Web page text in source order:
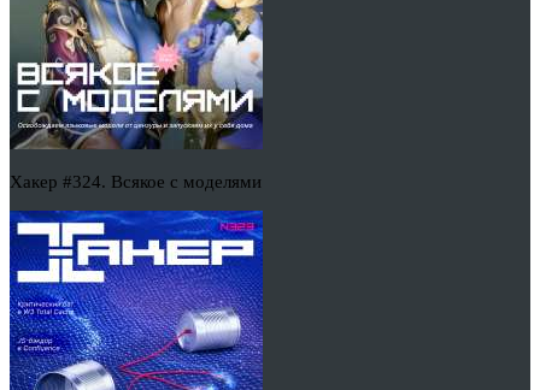
Хакер #324. Всякое с моделями